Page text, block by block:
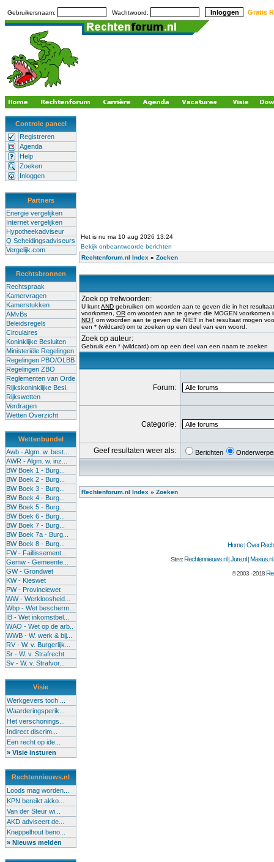
Gebruikersnaam: Wachtwoord: Gratis
Controle paneel
Registreren
Agenda
Help
Zoeken
Inloggen
Partners
Energie vergelijken
Internet vergelijken
Hypotheekadviseur
Q Scheidingsadviseurs
Vergelijk.com
Rechtsbronnen
Rechtspraak
Kamervragen
Kamerstukken
AMvBs
Beleidsregels
Circulaires
Koninklijke Besluiten
Ministeriële Regelingen
Regelingen PBO/OLBB
Regelingen ZBO
Reglementen van Orde
Rijkskoninklijke Besl.
Rijkswetten
Verdragen
Wetten Overzicht
Wettenbundel
Awb - Algm. w. best...
AWR - Algm. w. inz...
BW Boek 1 - Burg...
BW Boek 2 - Burg...
BW Boek 3 - Burg...
BW Boek 4 - Burg...
BW Boek 5 - Burg...
BW Boek 6 - Burg...
BW Boek 7 - Burg...
BW Boek 7a - Burg...
BW Boek 8 - Burg...
FW - Faillissement...
Gemw - Gemeente...
GW - Grondwet
KW - Kieswet
PW - Provinciewet
WW - Werkloosheid...
Wbp - Wet bescherm...
IB - Wet inkomstbel...
WAO - Wet op de arb..
WWB - W. werk & bij...
RV - W. v. Burgerlijk...
Sr - W. v. Strafrecht
Sv - W. v. Strafvor...
Visie
Werkgevers toch ...
Waarderingsperik...
Het verschonings...
Indirect discrim...
Een recht op ide...
» Visie insturen
Rechtennieuws.nl
Loods mag worden...
KPN bereikt akko...
Van der Steur wi...
AKD adviseert de...
Kneppelhout beno...
» Nieuws melden
Het is nu ma 10 aug 2026 13:24
Bekijk onbeantwoorde berichten
Rechtenforum.nl Index » Zoeken
Zoek op trefwoorden:
U kuntAND gebruiken om woorden aan te geven die in het
voorkomen, OR om woorden aan te geven die MOGEN voorkomen
NOT om woorden aan te geven die NIET in het resultaat mogen
een * (wildcard) om te zoeken op een deel van een woord.
Zoek op auteur:
Gebruik een * (wildcard) om op een deel van een naam te zoeken
Forum:
Categorie:
Geef resultaten weer als: Berichten
Rechtenforum.nl Index » Zoeken
Home|Over
Sites:Rechtennieuws.nl |Jure.nl |Maxius.nl
© 2003 - 2018